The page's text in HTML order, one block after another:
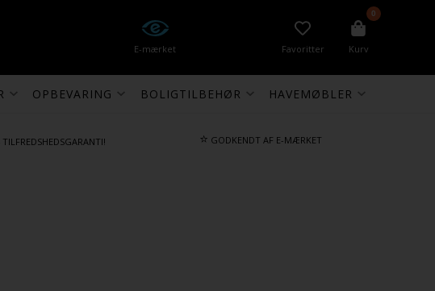
E-mærket Favoritter
0
Kurv
OPBEVARING BOLIGTILBEHØR HAVEMØBLER
⭐ GODKENDT AF E-MÆRKET